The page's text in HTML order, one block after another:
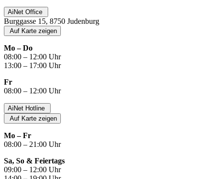
AiNet Office
Burggasse 15, 8750 Judenburg
Auf Karte zeigen
Mo – Do
08:00 – 12:00 Uhr
13:00 – 17:00 Uhr
Fr
08:00 – 12:00 Uhr
AiNet Hotline
Auf Karte zeigen
Mo – Fr
08:00 – 21:00 Uhr
Sa, So & Feiertags
09:00 – 12:00 Uhr